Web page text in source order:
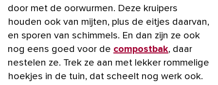
door met de oorwurmen. Deze kruipers
houden ook van mijten, plus de eitjes daarvan,
en sporen van schimmels. En dan zijn ze ook
nog eens goed voor de compostbak, daar
nestelen ze. Trek ze aan met lekker rommelige
hoekjes in de tuin, dat scheelt nog werk ook.